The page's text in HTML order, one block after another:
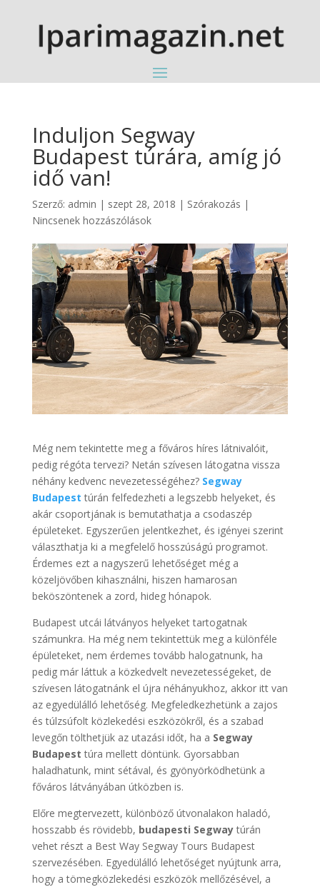
Induljon Segway
Budapest túrára, amíg jó
idő van!
Szerző: admin | szept 28, 2018 | Szórakozás |
Nincsenek hozzászólások
Még nem tekintette meg a főváros híres látnivalóit,
pedig régóta tervezi? Netán szívesen látogatna vissza
néhány kedvenc nevezetességéhez? Segway
Budapest túrán felfedezheti a legszebb helyeket, és
akár csoportjának is bemutathatja a csodaszép
épületeket. Egyszerűen jelentkezhet, és igényei szerint
választhatja ki a megfelelő hosszúságú programot.
Érdemes ezt a nagyszerű lehetőséget még a
közeljövőben kihasználni, hiszen hamarosan
beköszöntenek a zord, hideg hónapok.
Budapest utcái látványos helyeket tartogatnak
számunkra. Ha még nem tekintettük meg a különféle
épületeket, nem érdemes tovább halogatnunk, ha
pedig már láttuk a közkedvelt nevezetességeket, de
szívesen látogatnánk el újra néhányukhoz, akkor itt van
az egyedülálló lehetőség. Megfeledkezhetünk a zajos
és túlzsúfolt közlekedési eszközökről, és a szabad
levegőn tölthetjük az utazási időt, ha a Segway
Budapest túra mellett döntünk. Gyorsabban
haladhatunk, mint sétával, és gyönyörködhetünk a
főváros látványában útközben is.
Előre megtervezett, különböző útvonalakon haladó,
hosszabb és rövidebb, budapesti Segwaytúrán
vehet részt a Best Way Segway Tours Budapest
szervezésében. Egyedülálló lehetőséget nyújtunk arra,
hogy a tömegközlekedési eszközök mellőzésével, a